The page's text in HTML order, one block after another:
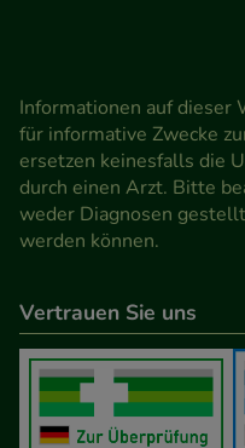
Informationen auf dieser
für informative Zwecke
ersetzen keinesfalls die
durch einen Arzt. Bitte
weder Diagnosen
werden können.
Vertrauen Sie uns